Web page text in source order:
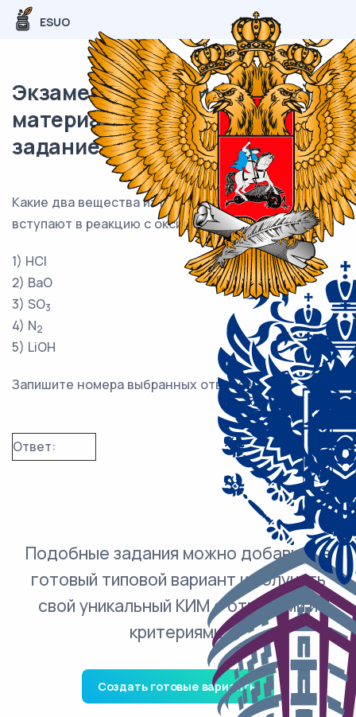
ESUO
Экзаменационный (типовой)
материал ОГЭ / Химия / 08
задание (24) / 68
Какие два вещества из предложенного перечня
вступают в реакцию с оксидом рубидия?
1) HCl
2) BaO
3) SO3
4) N2
5) LiOH
Запишите номера выбранных ответов.
Ответ:
Подобные задания можно добавить в
готовый типовой вариант и получить
свой уникальный КИМ с ответами и
критериями.
Создать готовые варианты